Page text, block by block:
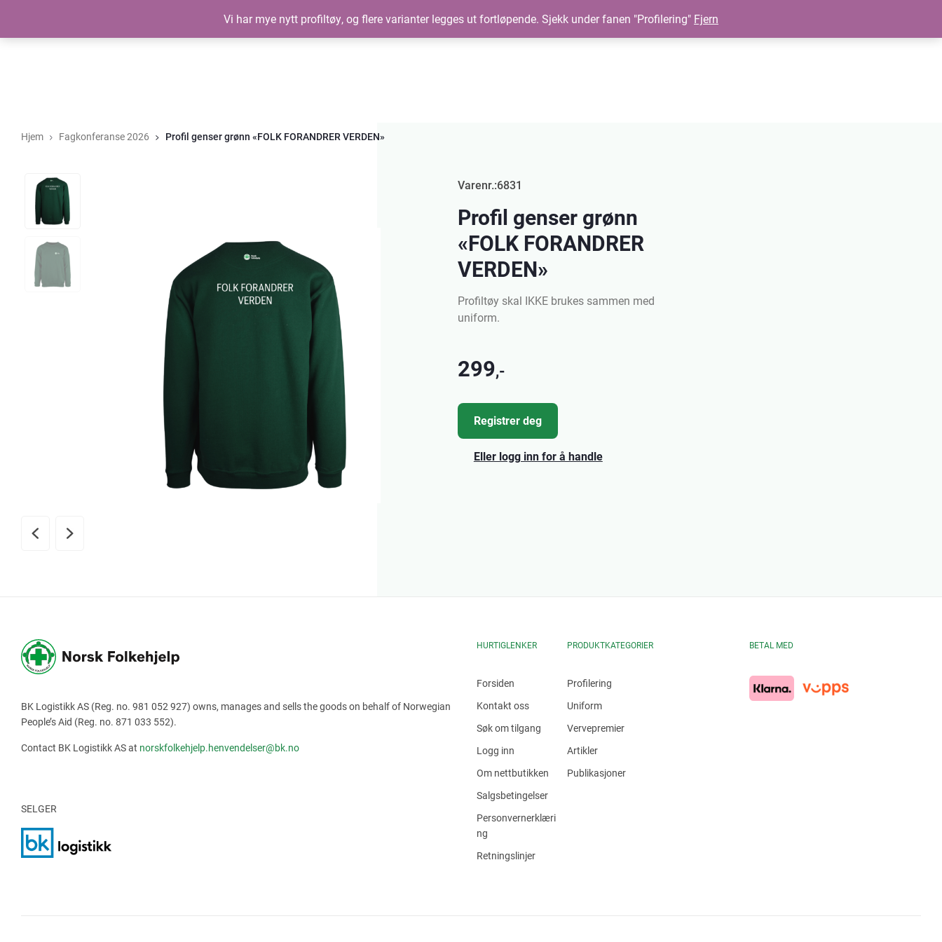
Hjem Fagkonferanse 2026 Profil genser grønn «FOLK FORANDRER VERDEN»
Varenr.:6831
Profil genser grønn
«FOLK FORANDRER
VERDEN»
Profiltøy skal IKKE brukes sammen med
uniform.
299,-
Registrer deg
Eller logg inn for å handle
BK Logistikk AS (Reg. no. 981 052 927) owns, manages and sells the goods on behalf of Norwegian
People’s Aid (Reg. no. 871 033 552).
Contact BK Logistikk AS at norskfolkehjelp.henvendelser@bk.no
SELGER
HURTIGLENKER
Forsiden
Kontakt oss
Søk om tilgang
Logg inn
Om nettbutikken
Salgsbetingelser
Personvernerklæri
ng
Retningslinjer
PRODUKTKATEGORIER
Profilering
Uniform
Vervepremier
Artikler
Publikasjoner
BETAL MED
Vi har mye nytt profiltøy, og flere varianter legges ut fortløpende. Sjekk under fanen "Profilering" Fjern